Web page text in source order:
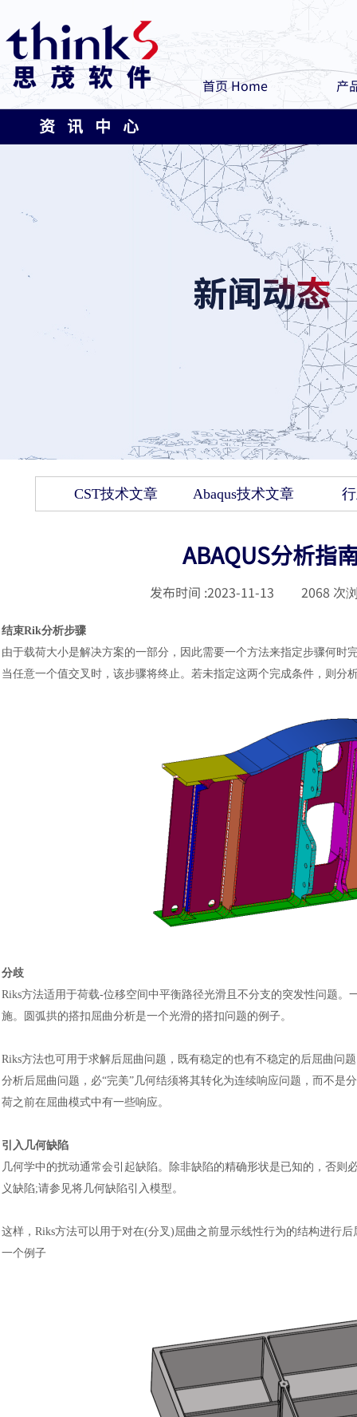
首页 Home 产
资 讯 中 心
CST技术文章 Abaqus技术文章
ABAQUS分析指
发布时间 :2023-11-13 2068 次
结束Rik分析步骤
由于载荷大小是解决方案的一部分，因此需要一个方法来指定步骤何时
当任意一个值交叉时，该步骤将终止。若未指定这两个完成条件，则
分歧
Riks方法适用于荷载-位移空间中平衡路径光滑且不分支的突发性问题
施。圆弧拱的搭扣屈曲分析是一个光滑的搭扣问题的例子。
Riks方法也可用于求解后屈曲问题，既有稳定的也有不稳定的后屈曲问
分析后屈曲问题，必“完美”几何结须将其转化为连续响应问题，而不
荷之前在屈曲模式中有一些响应。
引入几何缺陷
几何学中的扰动通常会引起缺陷。除非缺陷的精确形状是已知的，否则
义缺陷;请参见将几何缺陷引入模型。
这样， Riks方法可以用于对在(分叉)屈曲之前显示线性行为的结构进行
一个例子